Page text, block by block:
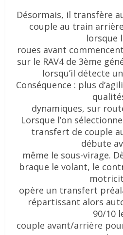
Désormais, il transfère
couple au train
lorsque
roues avant
sur le RAV4 de 3ème
lorsqu’il détecte
Conséquence : plus
dynamiques, sur
Lorsque l’on
transfert de couple
débute
même le sous-virage.
braque le volant, le
opère un transfert
répartissant alors
90/10
couple avant/arrière